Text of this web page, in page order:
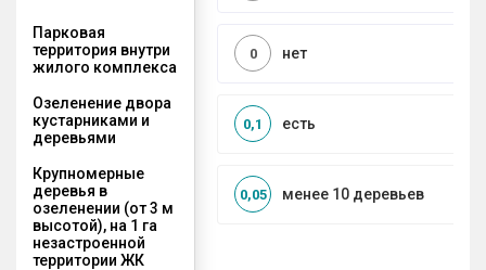
Парковая
территория внутри
жилого комплекса
нет
0
Озеленение двора
кустарниками и
деревьями
есть
0,1
Крупномерные
деревья в
озеленении (от 3 м
высотой), на 1 га
незастроенной
территории ЖК
менее 10 деревьев
0,05